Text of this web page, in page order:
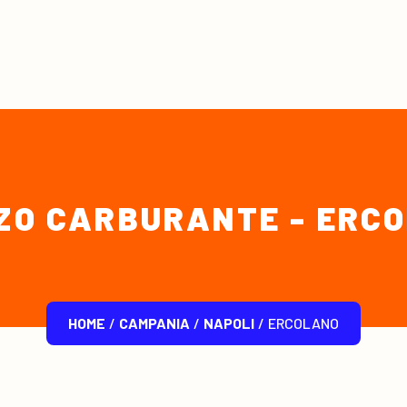
CARBURANTE -
HOME / CAMPANIA / NAPOLI / ERCOLANO